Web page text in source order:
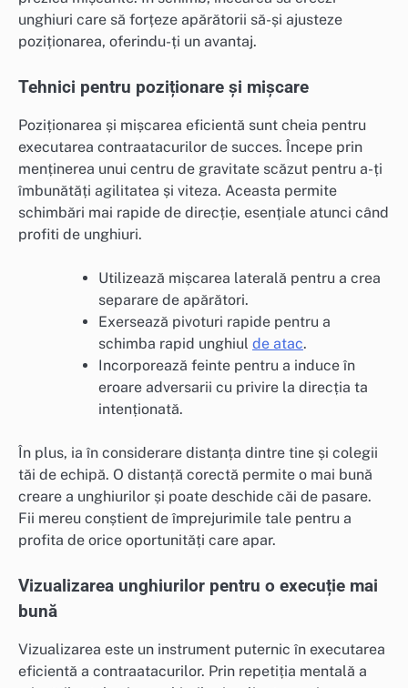
unghiuri care să forțeze apărătorii să-și ajusteze
poziționarea, oferindu-ți un avantaj.
Tehnici pentru poziționare și mișcare
Poziționarea și mișcarea eficientă sunt cheia pentru
executarea contraatacurilor de succes. Începe prin
menținerea unui centru de gravitate scăzut pentru a-ți
îmbunătăți agilitatea și viteza. Aceasta permite
schimbări mai rapide de direcție, esențiale atunci când
profiti de unghiuri.
Utilizează mișcarea laterală pentru a crea
separare de apărători.
Exersează pivoturi rapide pentru a
schimba rapid unghiul de atac.
Incorporează feinte pentru a induce în
eroare adversarii cu privire la direcția ta
intenționată.
În plus, ia în considerare distanța dintre tine și colegii
tăi de echipă. O distanță corectă permite o mai bună
creare a unghiurilor și poate deschide căi de pasare.
Fii mereu conștient de împrejurimile tale pentru a
profita de orice oportunități care apar.
Vizualizarea unghiurilor pentru o execuție mai
bună
Vizualizarea este un instrument puternic în executarea
eficientă a contraatacurilor. Prin repetiția mentală a